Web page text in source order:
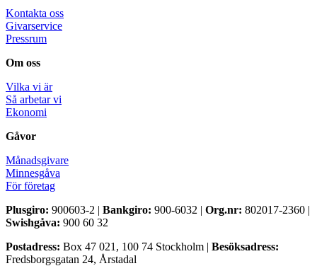
Kontakta oss
Givarservice
Pressrum
Om oss
Vilka vi är
Så arbetar vi
Ekonomi
Gåvor
Månadsgivare
Minnesgåva
För företag
Plusgiro: 900603-2 | Bankgiro: 900-6032 | Org.nr: 802017-2360 |
Swishgåva: 900 60 32
Postadress: Box 47 021, 100 74 Stockholm | Besöksadress:
Fredsborgsgatan 24, Årstadal